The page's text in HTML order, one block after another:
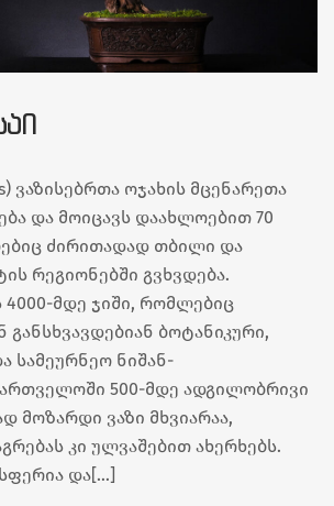
ვაზისებრთა ოჯახის მცენარეთა
და მოიცავს დაახლოებით 70
ძირითადად თბილი და
რეგიონებში გვხვდება.
4000-მდე ჯიში, რომლებიც
განსხვავდებიან ბოტანიკური,
სამეურნეო ნიშან-
500-მდე ადგილობრივი
მოზარდი ვაზი მხვიარაა,
კი ულვაშებით ახერხებს.
და[…]